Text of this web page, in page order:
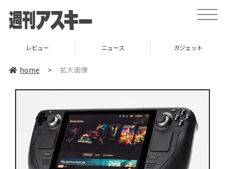
toggle
レビュー ニュース ガジェット
home > 拡大画像